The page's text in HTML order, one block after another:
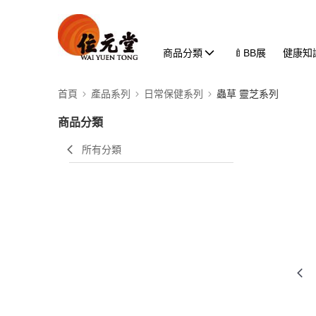
商品分類 🍼BB展 健康知
首頁 產品系列 日常保健系列 蟲草 靈芝系列
商品分類
所有分類